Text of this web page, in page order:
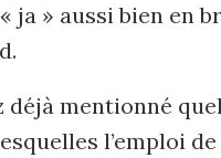
ja » aussi bien en
déjà mentionné
l’emploi de